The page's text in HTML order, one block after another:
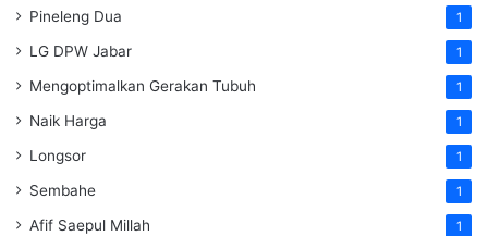
Pineleng Dua 1
LG DPW Jabar 1
Mengoptimalkan Gerakan Tubuh 1
Naik Harga 1
Longsor 1
Sembahe 1
Afif Saepul Millah 1